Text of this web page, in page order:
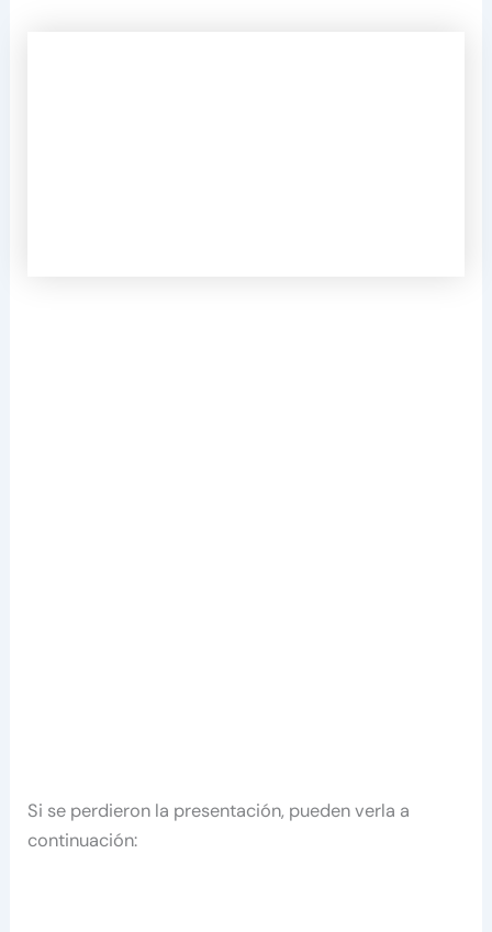
Si se perdieron la presentación, pueden verla a
continuación: